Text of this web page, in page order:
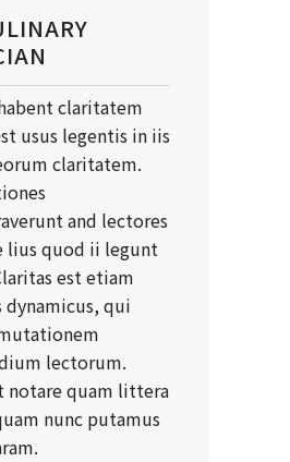
claritatem
usus legentis in iis
claritatem.
and lectores
lius quod ii legunt
est etiam
dynamicus, qui
lectorum.
notare quam littera
nunc putamus